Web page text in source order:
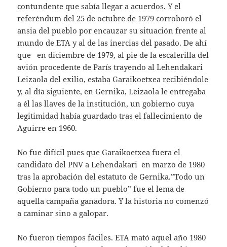
contundente que sabía llegar a acuerdos. Y el
referéndum del 25 de octubre de 1979 corroboró el
ansia del pueblo por encauzar su situación frente al
mundo de ETA y al de las inercias del pasado. De ahí
que en diciembre de 1979, al pie de la escalerilla del
avión procedente de París trayendo al Lehendakari
Leizaola del exilio, estaba Garaikoetxea recibiéndole
y, al día siguiente, en Gernika, Leizaola le entregaba
a él las llaves de la institución, un gobierno cuya
legitimidad había guardado tras el fallecimiento de
Aguirre en 1960.
No fue difícil pues que Garaikoetxea fuera el
candidato del PNV a Lehendakari en marzo de 1980
tras la aprobación del estatuto de Gernika.”Todo un
Gobierno para todo un pueblo” fue el lema de
aquella campaña ganadora. Y la historia no comenzó
a caminar sino a galopar.
No fueron tiempos fáciles. ETA mató aquel año 1980